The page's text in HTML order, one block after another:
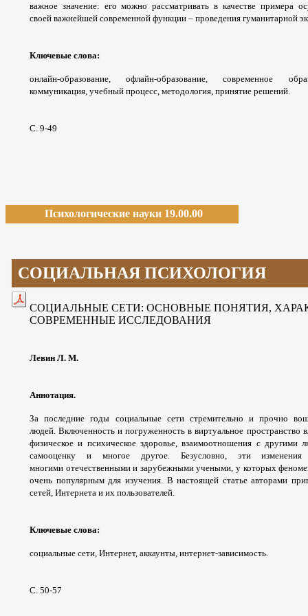
важное значение: его можно рассматривать в качестве примера
своей важнейшей современной функции – проведения гуманитарной
Ключевые слова:
онлайн-образование, офлайн-образование, современное
коммуникация, учебный процесс, методология, принятие решений.
С. 9-49
Психологические науки 19.00.00
СОЦИАЛЬНАЯ ПСИХОЛОГИЯ
СОЦИАЛЬНЫЕ СЕТИ: ОСНОВНЫЕ ПОНЯТИЯ,
СОВРЕМЕННЫЕ ИССЛЕДОВАНИЯ
Левин Л. М.
Аннотация.
За последние годы социальные сети стремительно и прочно
людей.Включенность и погруженность в виртуальное пространство
физическое и психическое здоровье, взаимоотношения с другими
самооценку и многое другое. Безусловно, эти
многими отечественными и зарубежными учеными, у которых
очень популярным для изучения. Внастоящей статье авторами
сетей, Интернета и их пользователей.
Ключевые слова:
социальные сети, Интернет, аккаунты, интернет-зависимость.
С. 50-57